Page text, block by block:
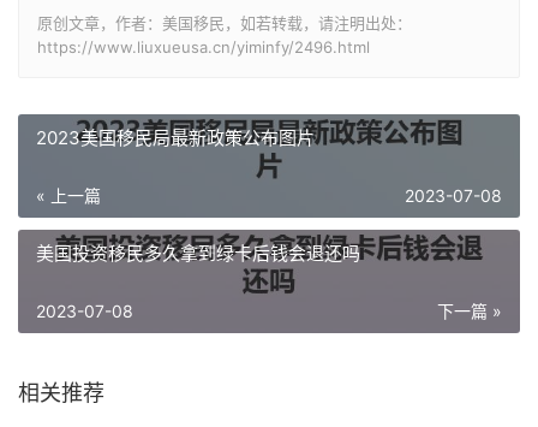
原创文章，作者：美国移民，如若转载，请注明出处：
https://www.liuxueusa.cn/yiminfy/2496.html
2023美国移民局最新政策公布图片
« 上一篇 2023-07-08
美国投资移民多久拿到绿卡后钱会退还吗
下一篇 »
2023-07-08
相关推荐